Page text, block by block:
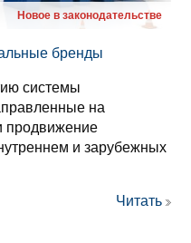
Новое в законодательстве
брен­ды
системы
на
продвижение
и зарубежных
Читать